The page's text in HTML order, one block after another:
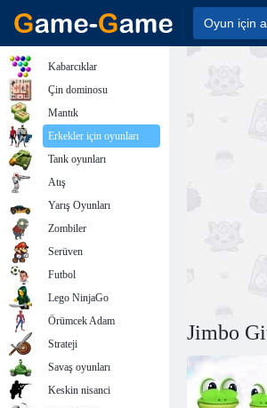
Jimbo
Kabarcıklar
Çin dominosu
Mantık
Erkekler için oyunları
Tank oyunları
Atış
Yarış Oyunları
Zombiler
Serüven
Futbol
Lego NinjaGo
Örümcek Adam
Strateji
Savaş oyunları
Keskin nisanci